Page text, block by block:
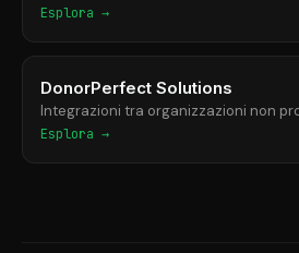
Esplora →
DonorPerfect Solutions
Integrazioni tra organizzazioni non
Esplora →